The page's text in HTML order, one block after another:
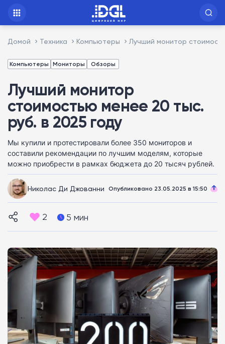
Домой Техника Компьютеры Лучший монитор
Компьютеры Мониторы Обзоры
Лучший монитор
стоимостью менее 20 тыс.
руб. в 2025 году
Мы купили и протестировали более 350 мониторов и
составили рекомендации по лучшим моделям, которые
можно приобрести в рамках бюджета до 20 тысяч рублей.
Николас Ди Джованни Опубликовано 23.05.2025 в 15:50
2 5 мин